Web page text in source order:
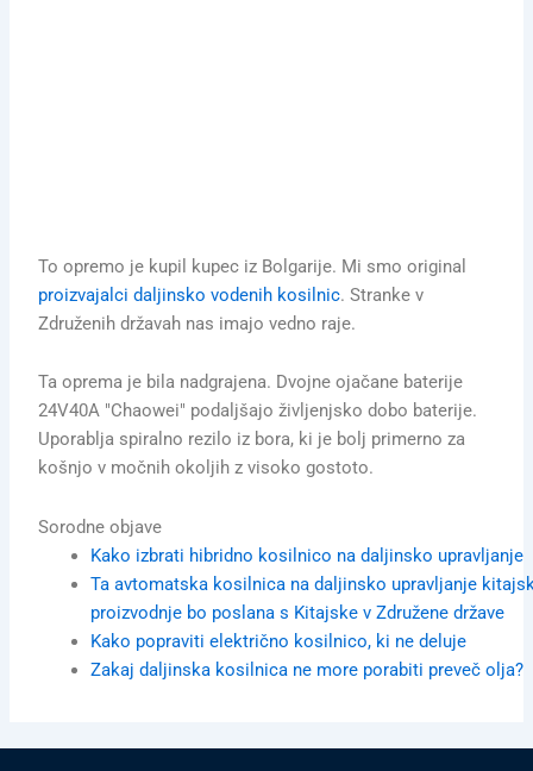
To opremo je kupil kupec iz Bolgarije. Mi smo original
proizvajalci daljinsko vodenih kosilnic. Stranke v
Združenih državah nas imajo vedno raje.
Ta oprema je bila nadgrajena. Dvojne ojačane baterije
24V40A "Chaowei" podaljšajo življenjsko dobo baterije.
Uporablja spiralno rezilo iz bora, ki je bolj primerno za
košnjo v močnih okoljih z visoko gostoto.
Sorodne objave
Kako izbrati hibridno kosilnico na daljinsko upravljanje
Ta avtomatska kosilnica na daljinsko upravljanje
proizvodnje bo poslana s Kitajske v Združene države
Kako popraviti električno kosilnico, ki ne deluje
Zakaj daljinska kosilnica ne more porabiti preveč olja?